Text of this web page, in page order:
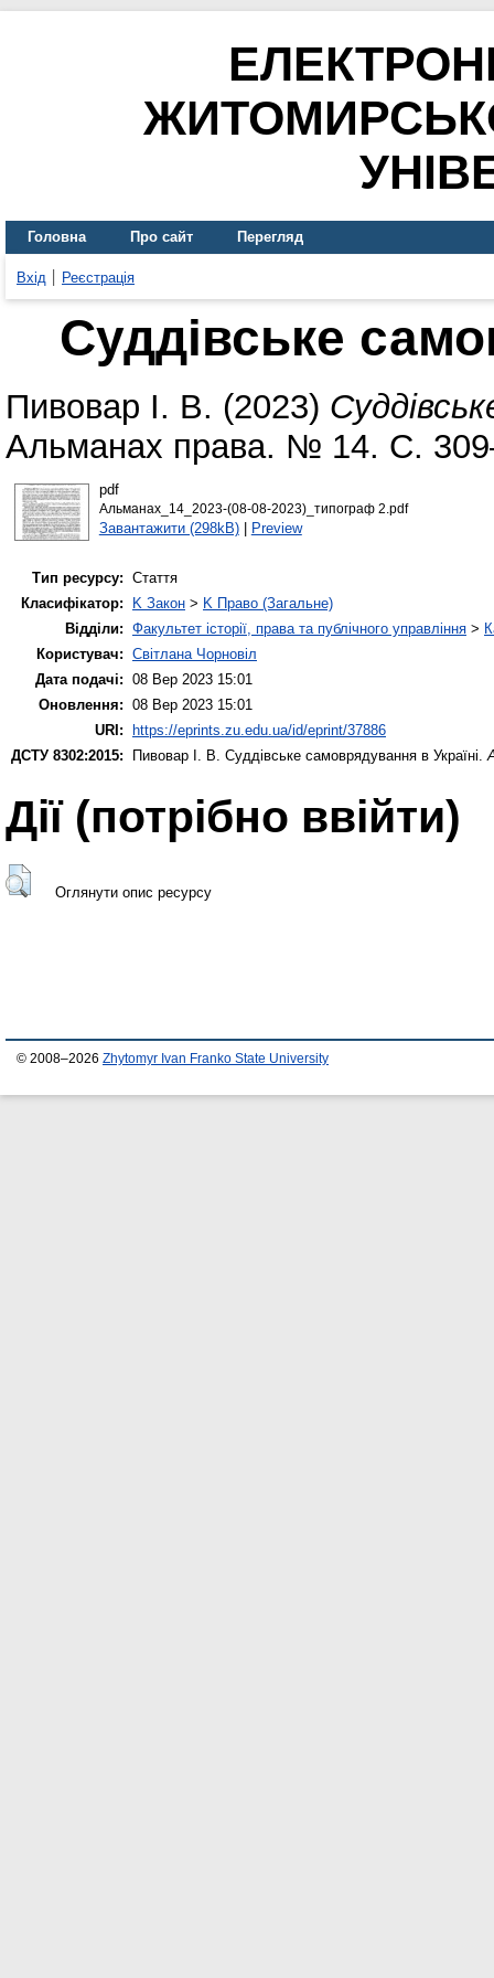
Головна Про сайт Перегляд
Вхід Реєстрація
Суддівське
Пивовар І. В. (2023)
Альманах права. № 14. С.
pdf
Альманах_14_2023-(08-08-2023)_типограф 2.pdf
Завантажити (298kB)| Preview
Тип ресурсу: Стаття
Класифікатор:
K Закон > K Право (Загальне)
Відділи: Факультет історії, права та публічного управління >
Користувач: Світлана Чорновіл
Дата подачі: 08 Вер 2023 15:01
Оновлення: 08 Вер 2023 15:01
URI:
https://eprints.zu.edu.ua/id/eprint/37886
ДСТУ 8302:2015:
Пивовар І. В. Суддівське самоврядування в Україні.
Дії ​​(потрібно ввійти)
Оглянути опис ресурсу
© 2008–2026 Zhytomyr Ivan Franko State University